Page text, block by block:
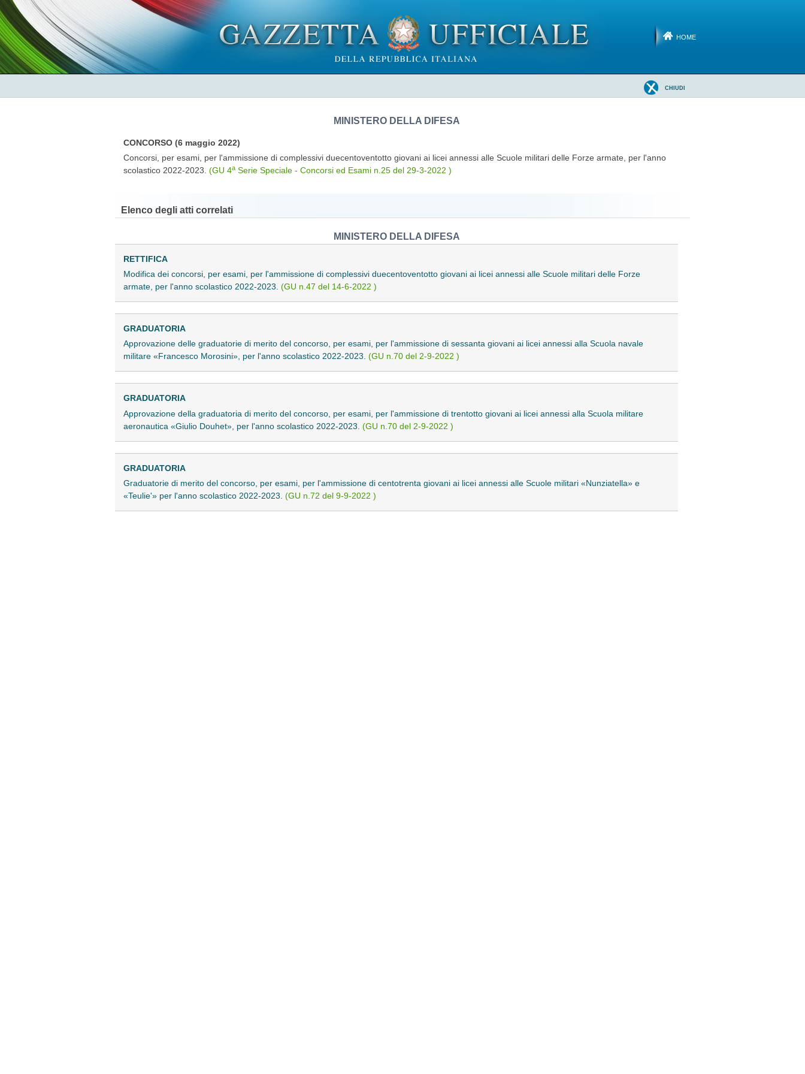
HOME
CHIUDI
MINISTERO DELLA DIFESA
CONCORSO (6 maggio 2022)
Concorsi, per esami, per l'ammissione di complessivi duecentoventotto giovani ai licei annessi alle Scuole militari delle Forze armate, per l'anno
scolastico 2022-2023. (GU 4a Serie Speciale - Concorsi ed Esami n.25 del 29-3-2022 )
Elenco degli atti correlati
MINISTERO DELLA DIFESA
RETTIFICA
Modifica dei concorsi, per esami, per l'ammissione di complessivi duecentoventotto giovani ai licei annessi alle Scuole militari delle Forze
armate, per l'anno scolastico 2022-2023. (GU n.47 del 14-6-2022 )
GRADUATORIA
Approvazione delle graduatorie di merito del concorso, per esami, per l'ammissione di sessanta giovani ai licei annessi alla Scuola navale
militare «Francesco Morosini», per l'anno scolastico 2022-2023. (GU n.70 del 2-9-2022 )
GRADUATORIA
Approvazione della graduatoria di merito del concorso, per esami, per l'ammissione di trentotto giovani ai licei annessi alla Scuola militare
aeronautica «Giulio Douhet», per l'anno scolastico 2022-2023. (GU n.70 del 2-9-2022 )
GRADUATORIA
Graduatorie di merito del concorso, per esami, per l'ammissione di centotrenta giovani ai licei annessi alle Scuole militari «Nunziatella» e
«Teulie'» per l'anno scolastico 2022-2023. (GU n.72 del 9-9-2022 )